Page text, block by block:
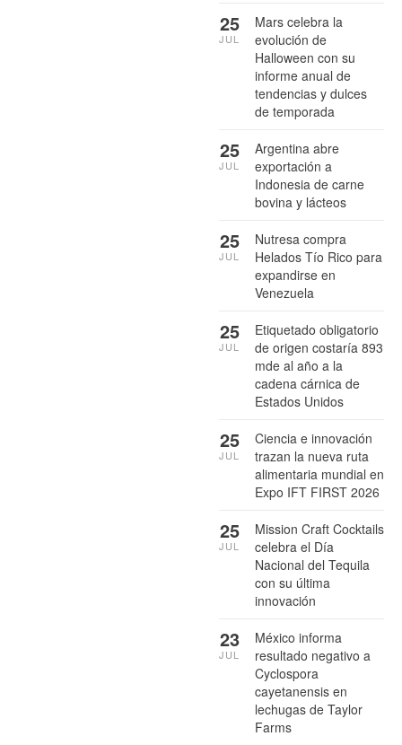
Mars celebra la
evolución de
Halloween con su
informe anual de
tendencias y dulces
de temporada
25
JUL
Argentina abre
exportación a
Indonesia de carne
bovina y lácteos
25
JUL
Nutresa compra
Helados Tío Rico para
expandirse en
Venezuela
25
JUL
Etiquetado obligatorio
de origen costaría 893
mde al año a la
cadena cárnica de
Estados Unidos
25
JUL
Ciencia e innovación
trazan la nueva ruta
alimentaria mundial en
Expo IFT FIRST 2026
25
JUL
Mission Craft Cocktails
celebra el Día
Nacional del Tequila
con su última
innovación
25
JUL
México informa
resultado negativo a
Cyclospora
cayetanensis en
lechugas de Taylor
Farms
23
JUL